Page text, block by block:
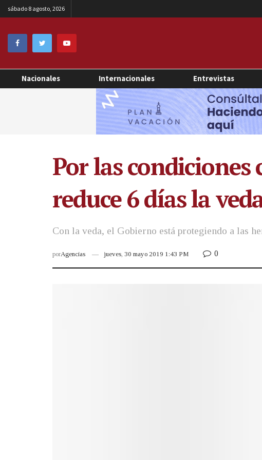
sábado 8 agosto, 2026
Nacionales Internacionales Entrevistas
Por las
reduce 6 días la
Con la veda, el Gobierno está protegiendo a las
porAgencias jueves, 30 mayo 2019 1:43 PM 0